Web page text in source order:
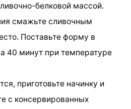
белковой массой.
смажьте сливочным
Поставьте форму в
40 минут при температуре
приготовьте начинку и
с консервированных